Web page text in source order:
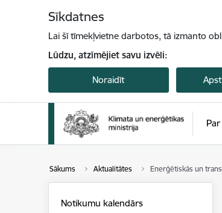
Sīkdatnes
Lai šī tīmekļvietne darbotos, tā izmanto
Lūdzu, atzīmējiet savu izvēli:
Noraidīt
Sākums Aktualitātes Enerģētiskās un
Notikumu kalendārs